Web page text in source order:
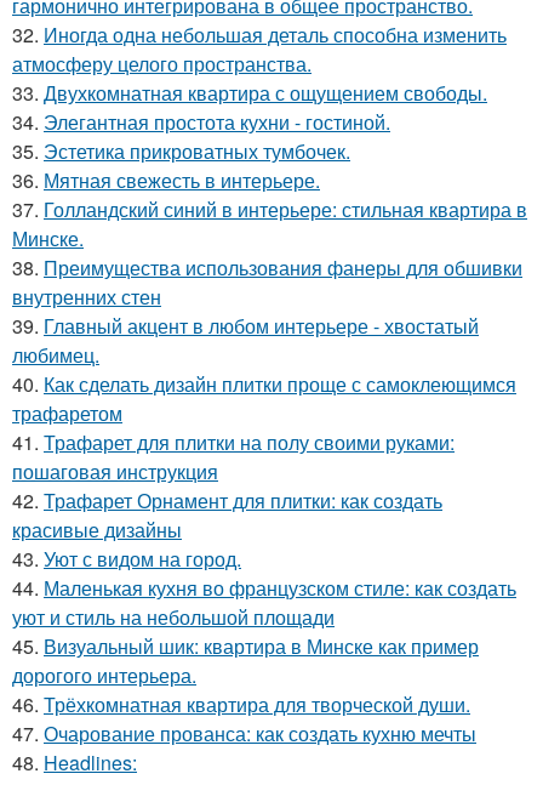
32. Иногда одна небольшая деталь способна изменить
атмосферу целого пространства.
33. Двухкомнатная квартира с ощущением свободы.
34. Элегантная простота кухни - гостиной.
35. Эстетика прикроватных тумбочек.
36. Мятная свежесть в интерьере.
37. Голландский синий в интерьере: стильная квартира в
Минске.
38. Преимущества использования фанеры для обшивки
внутренних стен
39. Главный акцент в любом интерьере - хвостатый
любимец.
40. Как сделать дизайн плитки проще с самоклеющимся
трафаретом
41. Трафарет для плитки на полу своими руками:
пошаговая инструкция
42. Трафарет Орнамент для плитки: как создать
красивые дизайны
43. Уют с видом на город.
44. Маленькая кухня во французском стиле: как создать
уют и стиль на небольшой площади
45. Визуальный шик: квартира в Минске как пример
дорогого интерьера.
46. Трёхкомнатная квартира для творческой души.
47. Очарование прованса: как создать кухню мечты
48. Headlines: